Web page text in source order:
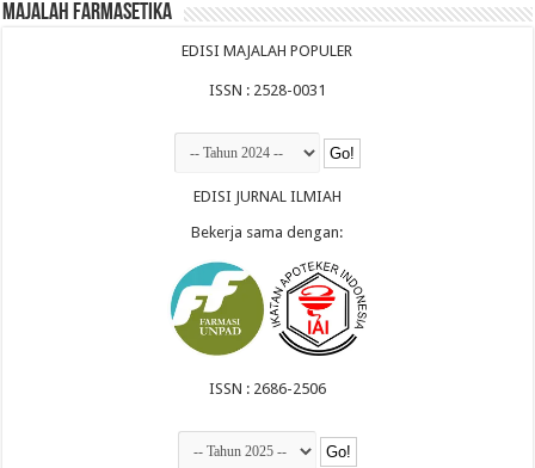
Majalah Farmasetika
EDISI MAJALAH POPULER
ISSN : 2528-0031
EDISI JURNAL ILMIAH
Bekerja sama dengan:
ISSN : 2686-2506